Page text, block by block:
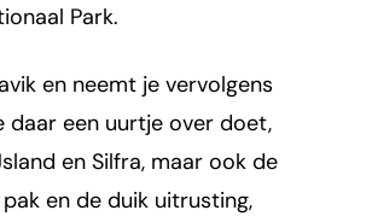
Park.
en neemt je vervolgens
daar een uurtje over doet,
en Silfra, maar ook de
en de duik uitrusting,